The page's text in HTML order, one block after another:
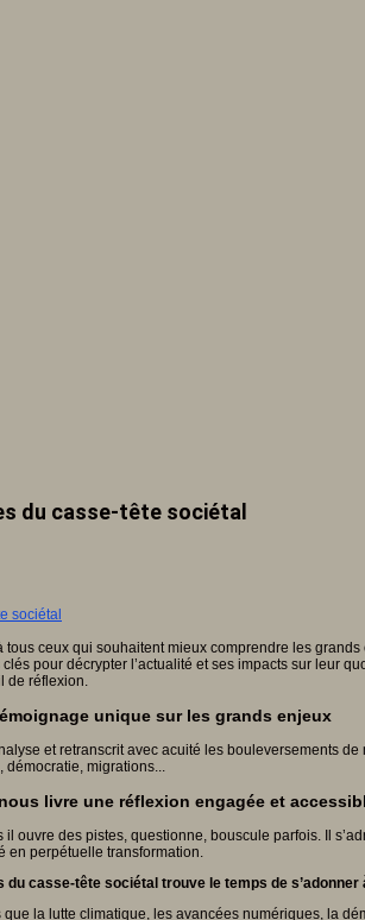
du casse-tête sociétal
tous ceux qui souhaitent mieux comprendre les
pour décrypter l’actualité et ses impacts sur leur
de réflexion.
unique sur les grands enjeux
et retranscrit avec acuité les bouleversements
démocratie, migrations...
livre une réflexion engagée et
ouvre des pistes, questionne, bouscule parfois. Il
en perpétuelle transformation.
du casse-tête sociétal trouve le temps de
la lutte climatique, les avancées numériques, la